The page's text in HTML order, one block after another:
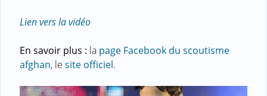
Lien vers la vidéo
En savoir plus : la page Facebook du scoutisme
afghan, le site officiel.